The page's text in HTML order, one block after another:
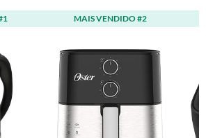
MAIS VENDIDO #2